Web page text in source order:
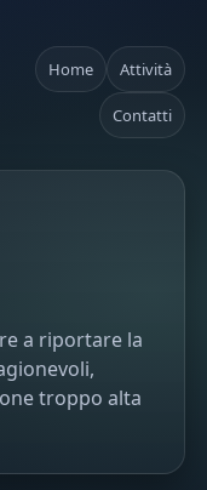
Home Attività
Contatti
a riportare la
troppo alta